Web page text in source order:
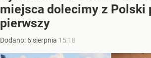
miejsca dolecimy z Polski
pierwszy
Dodano: 6 sierpnia 15:18